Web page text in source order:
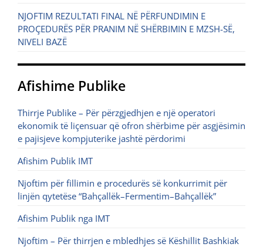
NJOFTIM REZULTATI FINAL NË PËRFUNDIMIN E
PROÇEDURËS PËR PRANIM NË SHËRBIMIN E MZSH-SË,
NIVELI BAZË
Afishime Publike
Thirrje Publike – Për përzgjedhjen e një operatori
ekonomik të liçensuar që ofron shërbime për asgjësimin
e pajisjeve kompjuterike jashtë përdorimi
Afishim Publik IMT
Njoftim për fillimin e procedurës së konkurrimit për
linjën qytetëse “Bahçallëk–Fermentim–Bahçallëk”
Afishim Publik nga IMT
Njoftim – Për thirrjen e mbledhjes së Këshillit Bashkiak